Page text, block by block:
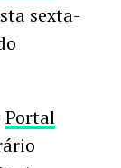
sexta-
Portal